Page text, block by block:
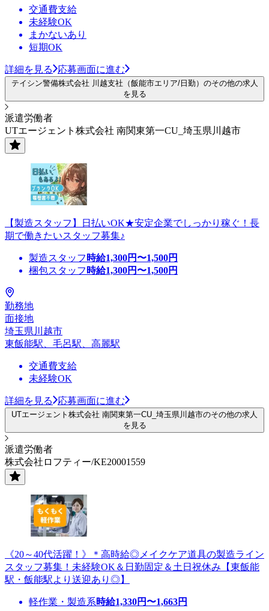
交通費支給
未経験OK
まかないあり
短期OK
詳細を見る 応募画面に進む
テイシン警備株式会社 川越支社（飯能市エリア/日勤）のその他の求人
を見る
派遣労働者
UTエージェント株式会社 南関東第一CU_埼玉県川越市
【製造スタッフ】日払いOK★安定企業でしっかり稼ぐ！長
期で働きたいスタッフ募集♪
製造スタッフ 時給1,300円〜1,500円
梱包スタッフ 時給1,300円〜1,500円
勤務地
面接地
埼玉県川越市
東飯能駅、毛呂駅、高麗駅
交通費支給
未経験OK
詳細を見る 応募画面に進む
UTエージェント株式会社 南関東第一CU_埼玉県川越市のその他の求人
を見る
派遣労働者
株式会社ロフティー/KE20001559
《20～40代活躍！》＊高時給◎メイクケア道具の製造ライン
スタッフ募集！未経験OK＆日勤固定＆土日祝休み【東飯能
駅・飯能駅より送迎あり◎】
軽作業・製造系時給1,330円〜1,663円